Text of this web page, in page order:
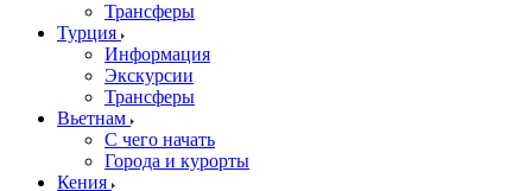
Трансферы
Турция
Информация
Экскурсии
Трансферы
Вьетнам
С чего начать
Города и курорты
Кения